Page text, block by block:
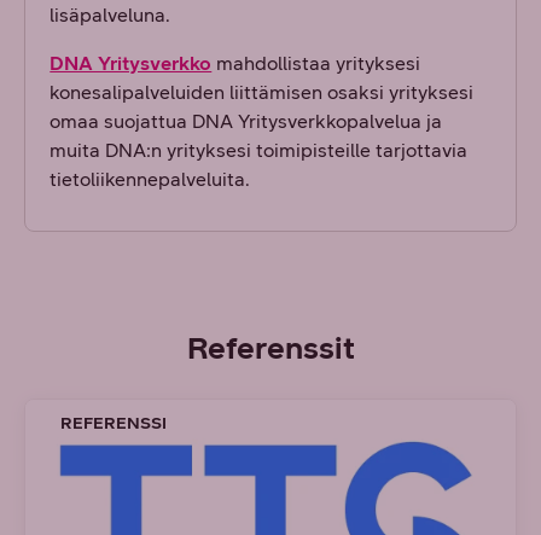
lisäpalveluna.
DNA Yritysverkko mahdollistaa yrityksesi
konesalipalveluiden liittämisen osaksi yrityksesi
omaa suojattua DNA Yritysverkkopalvelua ja
muita DNA:n yrityksesi toimipisteille tarjottavia
tietoliikennepalveluita.
Referenssit
REFERENSSI